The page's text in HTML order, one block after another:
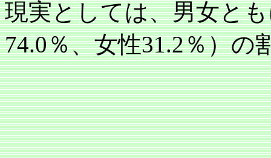
現実としては、男女と
74.0％、女性31.2％）の